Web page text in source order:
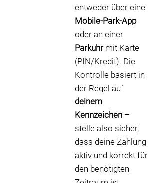
entweder über eine
Mobile-Park-App
oder an einer
Parkuhrmit Karte
(PIN/Kredit). Die
Kontrolle basiert in
der Regel auf
deinem
Kennzeichen –
stelle also sicher,
dass deine Zahlung
aktiv und korrekt für
den benötigten